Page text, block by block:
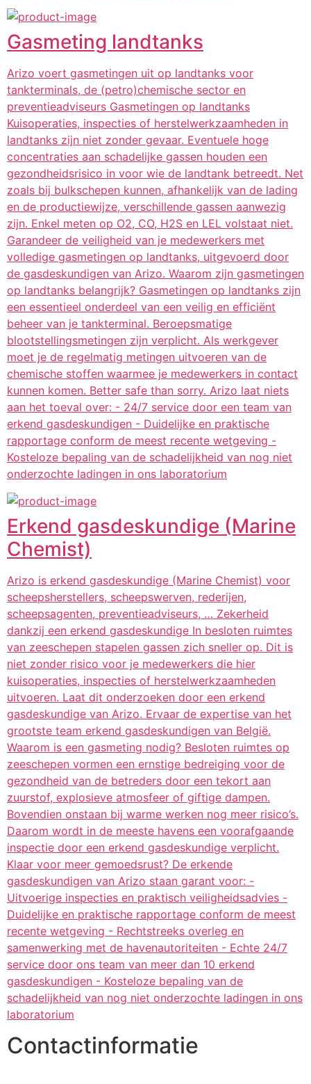
Gasmeting landtanks
Arizo voert gasmetingen uit op landtanks voor
tankterminals, de (petro)chemische sector en
preventieadviseurs Gasmetingen op landtanks
Kuisoperaties, inspecties of herstelwerkzaamheden in
landtanks zijn niet zonder gevaar. Eventuele hoge
concentraties aan schadelijke gassen houden een
gezondheidsrisico in voor wie de landtank betreedt. Net
zoals bij bulkschepen kunnen, afhankelijk van de lading
en de productiewijze, verschillende gassen aanwezig
zijn. Enkel meten op O2, CO, H2S en LEL volstaat niet.
Garandeer de veiligheid van je medewerkers met
volledige gasmetingen op landtanks, uitgevoerd door
de gasdeskundigen van Arizo. Waarom zijn gasmetingen
op landtanks belangrijk? Gasmetingen op landtanks zijn
een essentieel onderdeel van een veilig en efficiënt
beheer van je tankterminal. Beroepsmatige
blootstellingsmetingen zijn verplicht. Als werkgever
moet je de regelmatig metingen uitvoeren van de
chemische stoffen waarmee je medewerkers in contact
kunnen komen. Better safe than sorry. Arizo laat niets
aan het toeval over: - 24/7 service door een team van
erkend gasdeskundigen - Duidelijke en praktische
rapportage conform de meest recente wetgeving -
Kosteloze bepaling van de schadelijkheid van nog niet
onderzochte ladingen in ons laboratorium
Erkend gasdeskundige (Marine
Chemist)
Arizo is erkend gasdeskundige (Marine Chemist) voor
scheepsherstellers, scheepswerven, rederijen,
scheepsagenten, preventieadviseurs, … Zekerheid
dankzij een erkend gasdeskundige In besloten ruimtes
van zeeschepen stapelen gassen zich sneller op. Dit is
niet zonder risico voor je medewerkers die hier
kuisoperaties, inspecties of herstelwerkzaamheden
uitvoeren. Laat dit onderzoeken door een erkend
gasdeskundige van Arizo. Ervaar de expertise van het
grootste team erkend gasdeskundigen van België.
Waarom is een gasmeting nodig? Besloten ruimtes op
zeeschepen vormen een ernstige bedreiging voor de
gezondheid van de betreders door een tekort aan
zuurstof, explosieve atmosfeer of giftige dampen.
Bovendien onstaan bij warme werken nog meer risico’s.
Daarom wordt in de meeste havens een voorafgaande
inspectie door een erkend gasdeskundige verplicht.
Klaar voor meer gemoedsrust? De erkende
gasdeskundigen van Arizo staan garant voor: -
Uitvoerige inspecties en praktisch veiligheidsadvies -
Duidelijke en praktische rapportage conform de meest
recente wetgeving - Rechtstreeks overleg en
samenwerking met de havenautoriteiten - Echte 24/7
service door ons team van meer dan 10 erkend
gasdeskundigen - Kosteloze bepaling van de
schadelijkheid van nog niet onderzochte ladingen in ons
laboratorium
Contactinformatie